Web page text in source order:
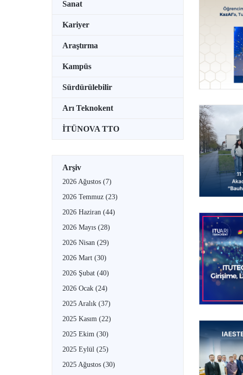
Sanat
Kariyer
Araştırma
Kampüs
Sürdürülebilir
Arı Teknokent
İTÜNOVA TTO
Arşiv
2026 Ağustos (7)
2026 Temmuz (23)
2026 Haziran (44)
2026 Mayıs (28)
2026 Nisan (29)
2026 Mart (30)
2026 Şubat (40)
2026 Ocak (24)
2025 Aralık (37)
2025 Kasım (22)
2025 Ekim (30)
2025 Eylül (25)
2025 Ağustos (30)